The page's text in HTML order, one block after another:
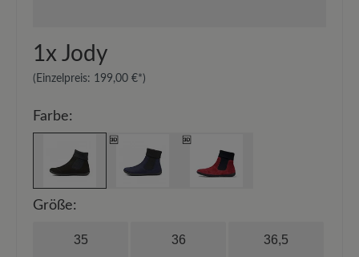
1x Jody
(Einzelpreis: 199,00 €*)
Farbe:
Größe:
35 36 36,5